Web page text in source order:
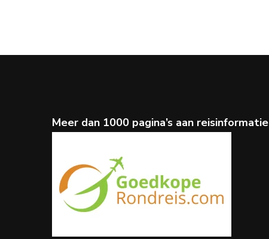
Meer dan 1000 pagina’s aan reisinformatie